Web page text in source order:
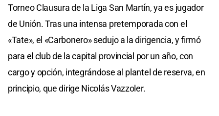
Torneo Clausura de la Liga San Martín, ya es jugador
de Unión. Tras una intensa pretemporada con el
«Tate», el «Carbonero» sedujo a la dirigencia, y firmó
para el club de la capital provincial por un año, con
cargo y opción, integrándose al plantel de reserva, en
principio, que dirige Nicolás Vazzoler.